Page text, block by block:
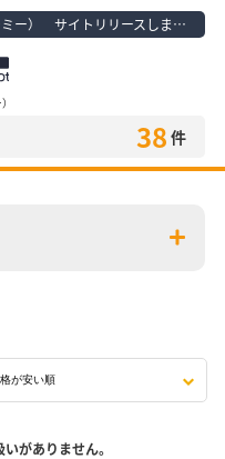
） サイトリリースしました！
38 件
がありません。